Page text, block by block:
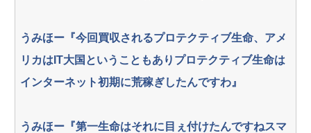
うみほー『今回買収されるプロテクティブ生命、アメ
リカはIT大国ということもありプロテクティブ生命は
インターネット初期に荒稼ぎしたんですわ』
うみほー『第一生命はそれに目ぇ付けたんですねスマ